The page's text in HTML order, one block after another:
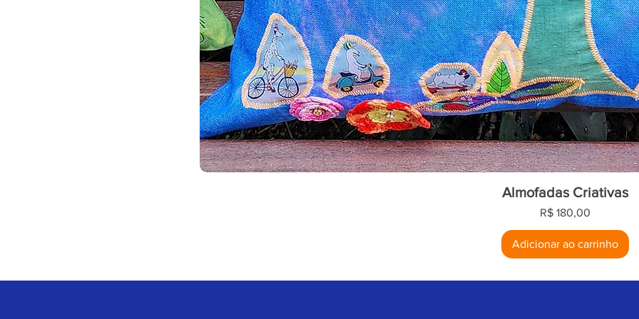
Almofadas Criativas
Preço
R$ 180,00
Adicionar ao carrinho